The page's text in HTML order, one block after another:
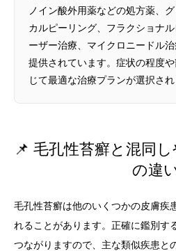
ノイン酸外用薬などの処方薬、
カルピーリング、フラクショナ
ーザー治療、マイクロニードル
提供されています。症状の程度
じて最適な治療プランが選択され
📌 毛孔性苔癬と混同
の違
毛孔性苔癬は他のいくつかの皮膚疾
れることがあります。正確に鑑別す
つながりますので、主な類似疾患と